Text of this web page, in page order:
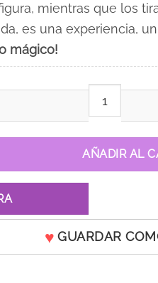
mientras que los
es una experiencia,
mágico!
AÑADIR AL
GUARDAR